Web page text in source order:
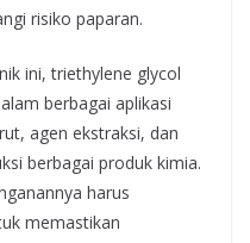
risiko paparan.
ini, triethylene glycol
berbagai aplikasi
agen ekstraksi, dan
berbagai produk kimia.
harus
memastikan